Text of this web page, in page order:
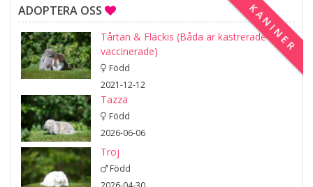
KANINER
ADOPTERA OSS
Tårtan & Fläckis (Båda är kastrerade och
vaccinerade)
Född
2021-12-12
Tazza
Född
2026-06-06
Troj
Född